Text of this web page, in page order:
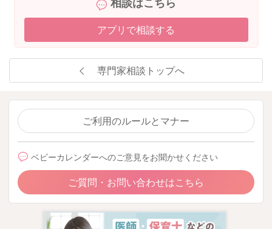
相談はこちら
アプリで相談する
専門家相談トップへ
ご利用のルールとマナー
ベビーカレンダーへのご意見をお聞かせください
ご質問・お問い合わせはこちら